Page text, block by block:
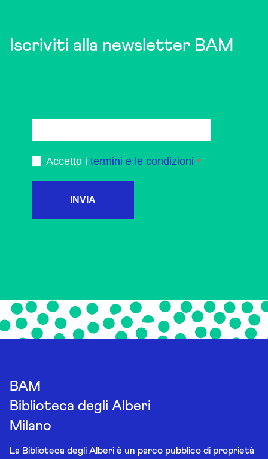
Iscriviti alla newsletter BAM
Accetto i termini e le condizioni
INVIA
BAM
Biblioteca degli Alberi
Milano
La Biblioteca degli Alberi è un parco pubblico di proprietà